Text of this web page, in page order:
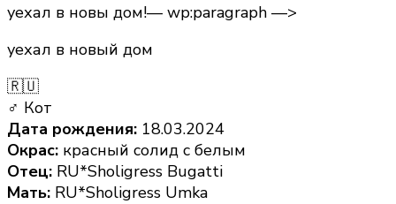
уехал в новы дом!— wp:paragraph —>
уехал в новый дом
🇷🇺
♂ Кот
Дата рождения: 18.03.2024
Окрас: красный солид с белым
Отец: RU*Sholigress Bugatti
Мать: RU*Sholigress Umka